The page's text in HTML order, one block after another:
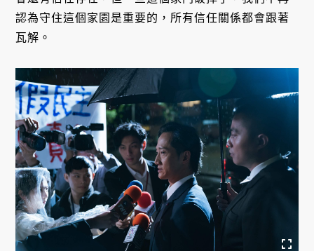
認為守住這個家園是重要的，所有信任關係都會跟著
瓦解。